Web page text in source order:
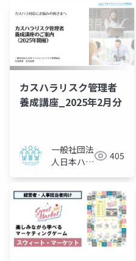
カスハラリスク管理者
養成講座_2025年2月分
一般社団法
人日本ハラ
会
405